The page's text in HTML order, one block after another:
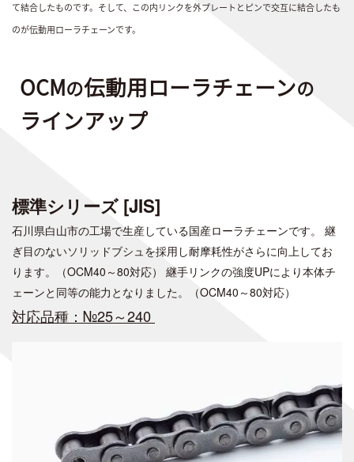
て結合したものです。そして、この内リンクを外プレートとピンで交互に結合したも
のが伝動用ローラチェーンです。
OCMの伝動用ローラチェーンの
ラインアップ
標準シリーズ [JIS]
石川県白山市の工場で生産している国産ローラチェーンです。
継
ぎ目のないソリッドブシュを採用し耐摩耗性がさらに向上してお
ります。（OCM40～80対応）
継手リンクの強度UPにより本体チ
ェーンと同等の能力となりました。（OCM40～80対応）
対応品種：№25～240